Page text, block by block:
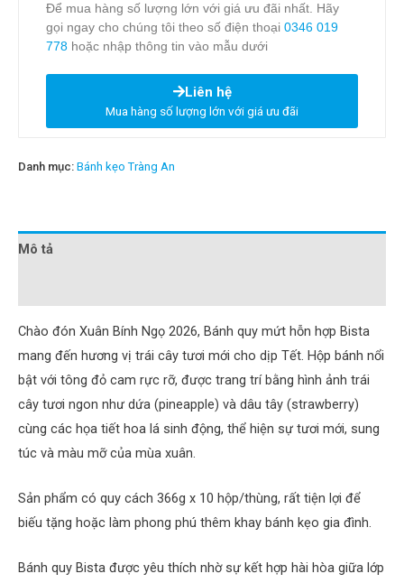
Để mua hàng số lượng lớn với giá ưu đãi nhất. Hãy
gọi ngay cho chúng tôi theo số điện thoại 0346 019
778 hoặc nhập thông tin vào mẫu dưới
Liên hệ
Mua hàng số lượng lớn với giá ưu đãi
Danh mục: Bánh kẹo Tràng An
Mô tả
Chào đón Xuân Bính Ngọ 2026, Bánh quy mứt hỗn hợp Bista
mang đến hương vị trái cây tươi mới cho dịp Tết. Hộp bánh nổi
bật với tông đỏ cam rực rỡ, được trang trí bằng hình ảnh trái
cây tươi ngon như dứa (pineapple) và dâu tây (strawberry)
cùng các họa tiết hoa lá sinh động, thể hiện sự tươi mới, sung
túc và màu mỡ của mùa xuân.
Sản phẩm có quy cách 366g x 10 hộp/thùng, rất tiện lợi để
biếu tặng hoặc làm phong phú thêm khay bánh kẹo gia đình.
Bánh quy Bista được yêu thích nhờ sự kết hợp hài hòa giữa lớp